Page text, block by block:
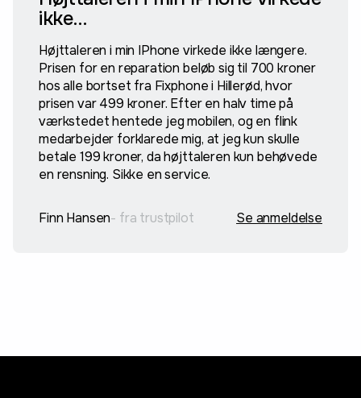
ikke…
Højttaleren i min IPhone virkede ikke længere.
Prisen for en reparation beløb sig til 700 kroner
hos alle bortset fra Fixphone i Hillerød, hvor
prisen var 499 kroner. Efter en halv time på
værkstedet hentede jeg mobilen, og en flink
medarbejder forklarede mig, at jeg kun skulle
betale 199 kroner, da højttaleren kun behøvede
en rensning. Sikke en service.
Finn Hansen- fra trustpilot Se anmeldelse